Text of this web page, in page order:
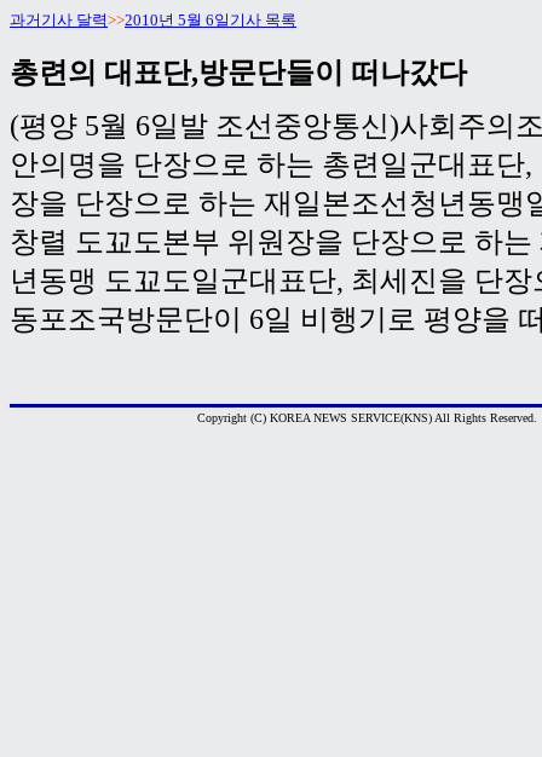
과거기사 달력>>2010년 5월 6일기사 목록
총련의 대표단,방문단들이 떠나갔다
(평양 5월 6일발 조선중앙통신)사회주의
안의명을 단장으로 하는 총련일군대표단
장을 단장으로 하는 재일본조선청년동맹
창렬 도꾜도본부 위원장을 단장으로 하
년동맹 도꾜도일군대표단, 최세진을 단
동포조국방문단이 6일 비행기로 평양을
Copyright (C) KOREA NEWS SERVICE(KNS) All Rights Reserved.